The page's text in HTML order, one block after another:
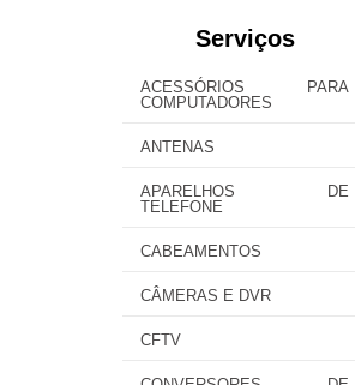
Serviços
ACESSÓRIOS PARA
COMPUTADORES
ANTENAS
APARELHOS DE
TELEFONE
CABEAMENTOS
CÂMERAS E DVR
CFTV